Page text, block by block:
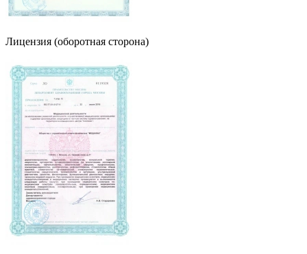
Лицензия (оборотная сторона)